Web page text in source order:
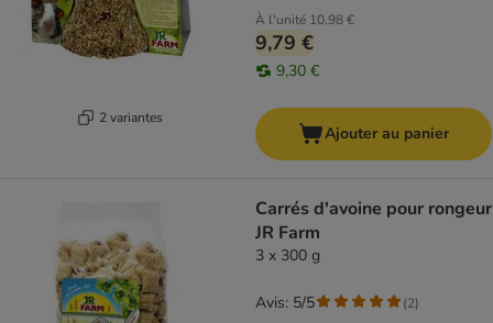
2 variantes
À l'unité 10,98 €
9,79 €
9,30 €
Ajouter au panier
Carrés d'avoine pour rongeur
JR Farm
3 x 300 g
Avis: 5/5 (2)